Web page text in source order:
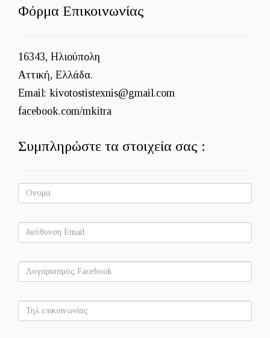
Φόρμα Επικοινωνίας
16343, Ηλιούπολη
Αττική, Ελλάδα.
Email: kivotostistexnis@gmail.com
facebook.com/mkitra
Συμπληρώστε τα στοιχεία σας :